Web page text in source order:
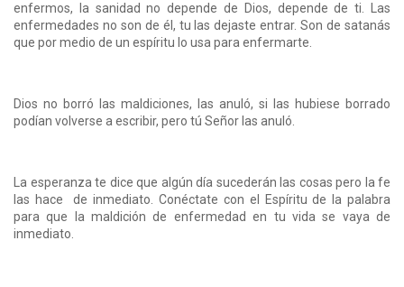
enfermos, la sanidad no depende de Dios, depende de ti. Las
enfermedades no son de él, tu las dejaste entrar. Son de satanás
que por medio de un espíritu lo usa para enfermarte.
Dios no borró las maldiciones, las anuló, si las hubiese borrado
podían volverse a escribir, pero tú Señor las anuló.
La esperanza te dice que algún día sucederán las cosas pero la fe
las hace de inmediato. Conéctate con el Espíritu de la palabra
para que la maldición de enfermedad en tu vida se vaya de
inmediato.